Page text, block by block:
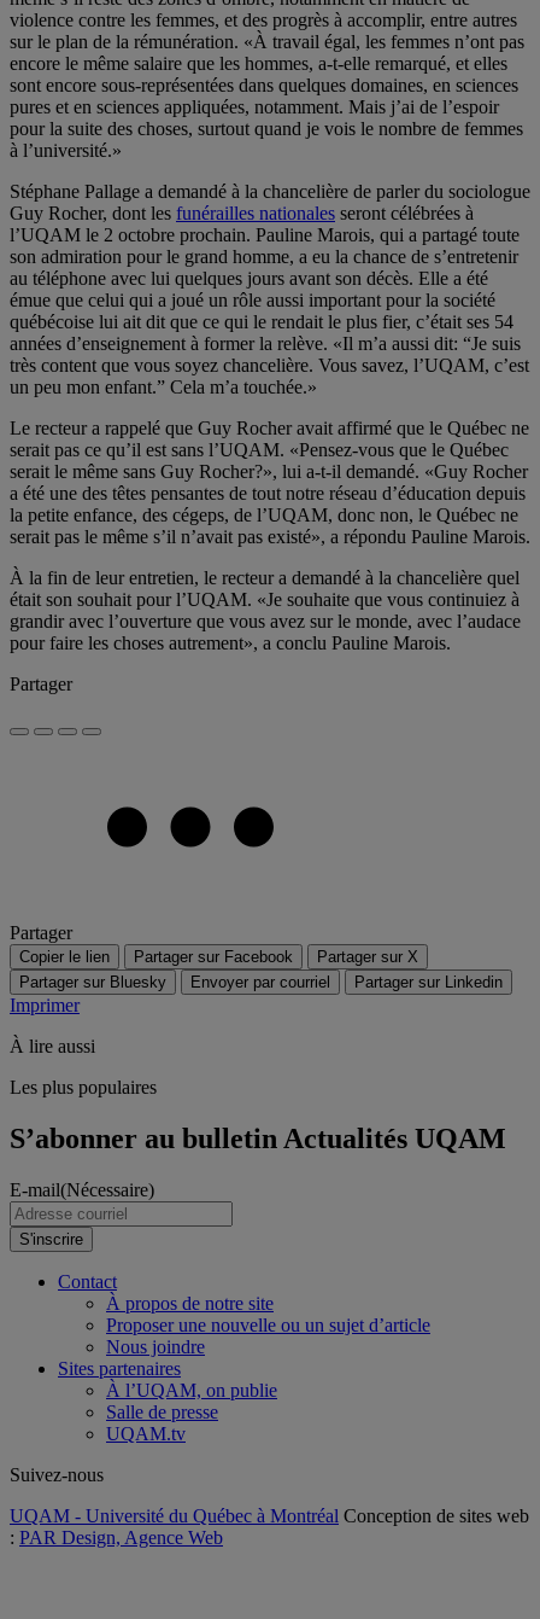
violence contre les femmes, et des progrès à accomplir, entre autres
sur le plan de la rémunération. «À travail égal, les femmes n’ont pas
encore le même salaire que les hommes, a-t-elle remarqué, et elles
sont encore sous-représentées dans quelques domaines, en sciences
pures et en sciences appliquées, notamment. Mais j’ai de l’espoir
pour la suite des choses, surtout quand je vois le nombre de femmes
à l’université.»
Stéphane Pallage a demandé à la chancelière de parler du sociologue
Guy Rocher, dont les funérailles nationales seront célébrées à
l’UQAM le 2 octobre prochain. Pauline Marois, qui a partagé toute
son admiration pour le grand homme, a eu la chance de s’entretenir
au téléphone avec lui quelques jours avant son décès. Elle a été
émue que celui qui a joué un rôle aussi important pour la société
québécoise lui ait dit que ce qui le rendait le plus fier, c’était ses 54
années d’enseignement à former la relève. «Il m’a aussi dit: “Je suis
très content que vous soyez chancelière. Vous savez, l’UQAM, c’est
un peu mon enfant.” Cela m’a touchée.»
Le recteur a rappelé que Guy Rocher avait affirmé que le Québec ne
serait pas ce qu’il est sans l’UQAM. «Pensez-vous que le Québec
serait le même sans Guy Rocher?», lui a-t-il demandé. «Guy Rocher
a été une des têtes pensantes de tout notre réseau d’éducation depuis
la petite enfance, des cégeps, de l’UQAM, donc non, le Québec ne
serait pas le même s’il n’avait pas existé», a répondu Pauline Marois.
À la fin de leur entretien, le recteur a demandé à la chancelière quel
était son souhait pour l’UQAM. «Je souhaite que vous continuiez à
grandir avec l’ouverture que vous avez sur le monde, avec l’audace
pour faire les choses autrement», a conclu Pauline Marois.
Partager
Partager
Copier le lien Partager sur Facebook
Partager sur X
Partager sur Bluesky
Envoyer par courriel Partager sur Linkedin
Imprimer
À lire aussi
Les plus populaires
S’abonner au bulletin Actualités UQAM
E-mail(Nécessaire)
S'inscrire
Contact
À propos de notre site
Proposer une nouvelle ou un sujet d’article
Nous joindre
Sites partenaires
À l’UQAM, on publie
Salle de presse
UQAM.tv
Suivez-nous
UQAM - Université du Québec à Montréal Conception de sites web
: PAR Design, Agence Web